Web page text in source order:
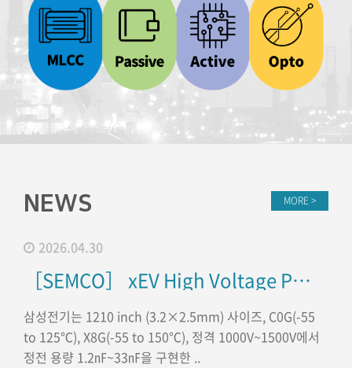
NEWS MORE >
2026.04.30
［SEMCO］ xEV High Voltage Powertrain용 초고압 MLCC 제품 소개
삼성전기는 1210 inch (3.2×2.5mm) 사이즈, C0G(-55
to 125℃), X8G(-55 to 150℃), 정격 1000V~1500V에서
정전 용량 1.2㎋~33㎋을 구현한 ..